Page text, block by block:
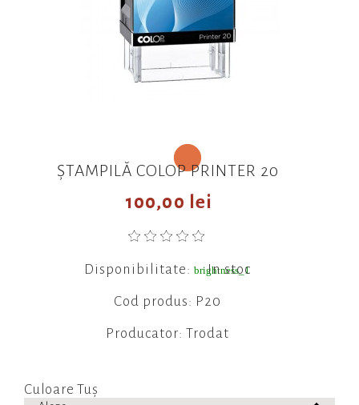
ȘTAMPILĂ COLOP PRINTER 20
100,00 lei
Disponibilitate: brightness_1
In stoc
Cod produs: P20
Producator: Trodat
Culoare Tuș